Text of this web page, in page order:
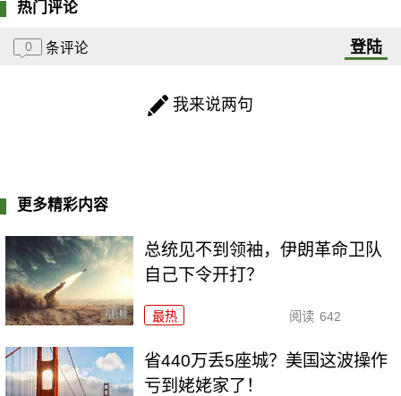
热门评论
0 条评论 登陆
我来说两句
更多精彩内容
总统见不到领袖，伊朗革命卫队
自己下令开打？
最热 阅读 642
省440万丢5座城？美国这波操作
亏到姥姥家了！